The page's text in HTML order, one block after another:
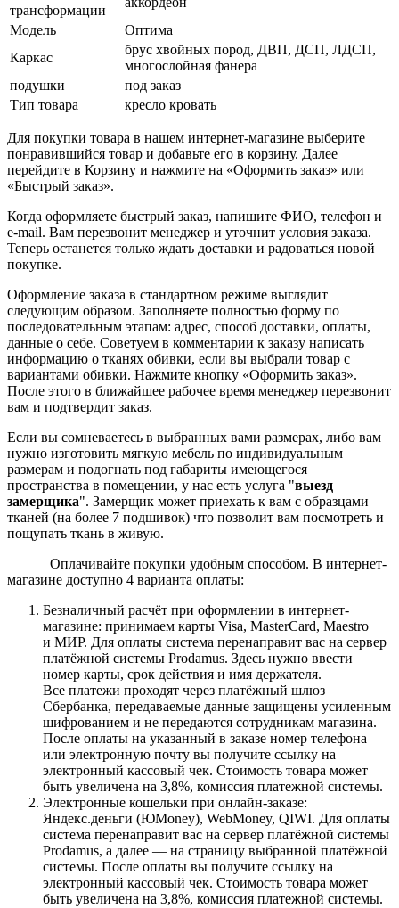
трансформации
Модель
Оптима
Каркас
брус хвойных пород, ДВП, ДСП, ЛДСП,
многослойная фанера
подушки
под заказ
Тип товара
кресло кровать
Для покупки товара в нашем интернет-магазине выберите
понравившийся товар и добавьте его в корзину. Далее
перейдите в Корзину и нажмите на «Оформить заказ» или
«Быстрый заказ».
Когда оформляете быстрый заказ, напишите ФИО, телефон и
e-mail. Вам перезвонит менеджер и уточнит условия заказа.
Теперь останется только ждать доставки и радоваться новой
покупке.
Оформление заказа в стандартном режиме выглядит
следующим образом. Заполняете полностью форму по
последовательным этапам: адрес, способ доставки, оплаты,
данные о себе. Советуем в комментарии к заказу написать
информацию о тканях обивки, если вы выбрали товар с
вариантами обивки. Нажмите кнопку «Оформить заказ».
После этого в ближайшее рабочее время менеджер перезвонит
вам и подтвердит заказ.
Если вы сомневаетесь в выбранных вами размерах, либо вам
нужно изготовить мягкую мебель по индивидуальным
размерам и подогнать под габариты имеющегося
пространства в помещении, у нас есть услуга "выезд
замерщика". Замерщик может приехать к вам с образцами
тканей (на более 7 подшивок) что позволит вам посмотреть и
пощупать ткань в живую.
Оплачивайте покупки удобным способом. В интернет-
магазине доступно 4 варианта оплаты:
Безналичный расчёт при оформлении в интернет-
магазине: принимаем карты Visa, MasterCard, Maestro
и МИР. Для оплаты система перенаправит вас на сервер
платёжной системы Prodamus. Здесь нужно ввести
номер карты, срок действия и имя держателя.
Все платежи проходят через платёжный шлюз
Сбербанка, передаваемые данные защищены усиленным
шифрованием и не передаются сотрудникам магазина.
После оплаты на указанный в заказе номер телефона
или электронную почту вы получите ссылку на
электронный кассовый чек. Стоимость товара может
быть увеличена на 3,8%, комиссия платежной системы.
Электронные кошельки при онлайн-заказе:
Яндекс.деньги (ЮMoney), WebMoney, QIWI. Для оплаты
система перенаправит вас на сервер платёжной системы
Prodamus, а далее — на страницу выбранной платёжной
системы. После оплаты вы получите ссылку на
электронный кассовый чек. Стоимость товара может
быть увеличена на 3,8%, комиссия платежной системы.